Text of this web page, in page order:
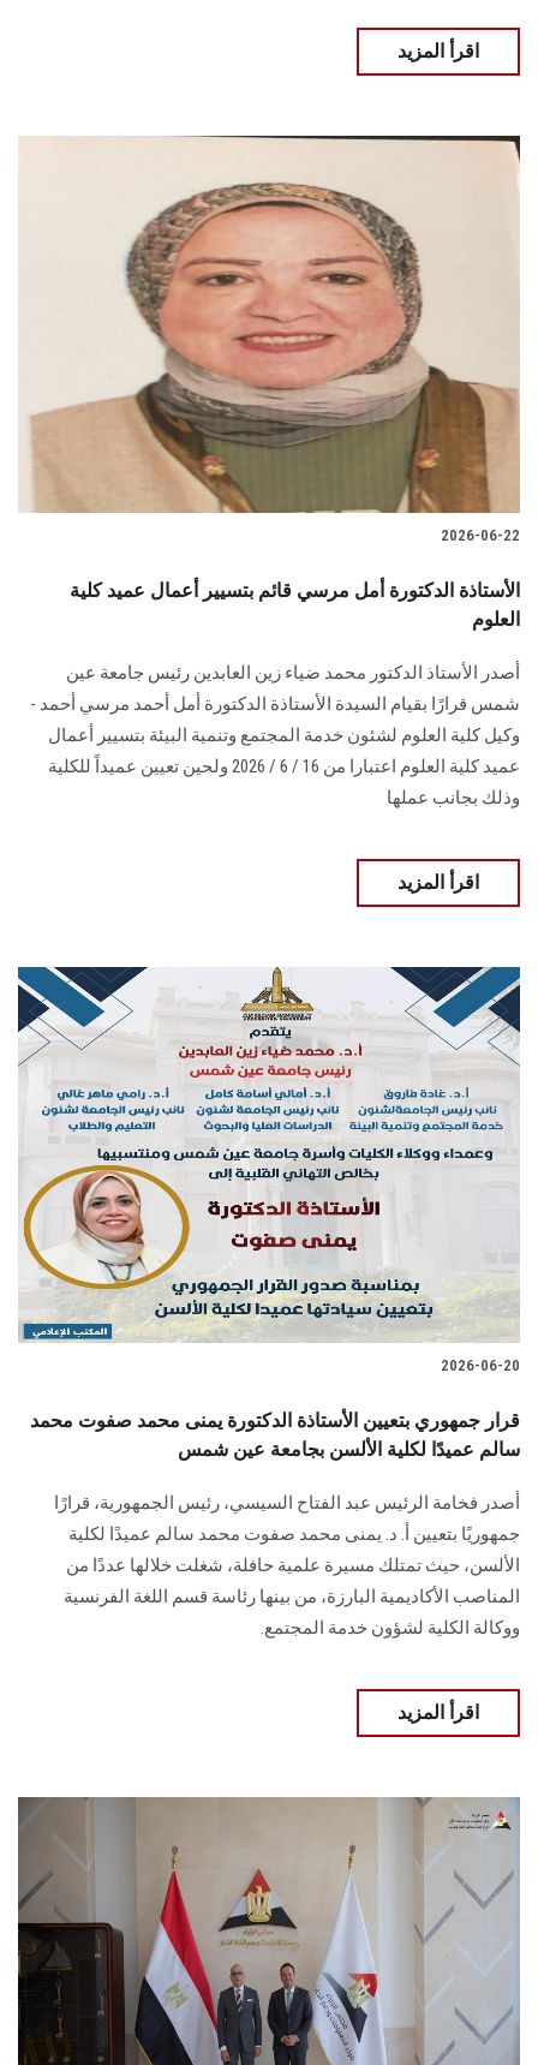
اقرأ المزيد
2026-06-22
الأستاذة الدكتورة أمل مرسي قائم بتسيير أعمال عميد كلية
العلوم
أصدر الأستاذ الدكتور محمد ضياء زين العابدين رئيس جامعة عين
شمس قرارًا بقيام السيدة الأستاذة الدكتورة أمل أحمد مرسي أحمد -
وكيل كلية العلوم لشئون خدمة المجتمع وتنمية البيئة بتسيير أعمال
عميد كلية العلوم اعتبارا من 16 / 6 / 2026 ولحين تعيين عميداً للكلية
وذلك بجانب عملها
اقرأ المزيد
2026-06-20
قرار جمهوري بتعيين الأستاذة الدكتورة يمنى محمد صفوت محمد
سالم عميدًا لكلية الألسن بجامعة عين شمس
أصدر فخامة الرئيس عبد الفتاح السيسي، رئيس الجمهورية، قرارًا
جمهوريًا بتعيين أ. د. يمنى محمد صفوت محمد سالم عميدًا لكلية
الألسن، حيث تمتلك مسيرة علمية حافلة، شغلت خلالها عددًا من
المناصب الأكاديمية البارزة، من بينها رئاسة قسم اللغة الفرنسية
ووكالة الكلية لشؤون خدمة المجتمع.
اقرأ المزيد